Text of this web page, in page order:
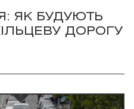
ЯК БУДУЮТЬ
ДОРОГУ